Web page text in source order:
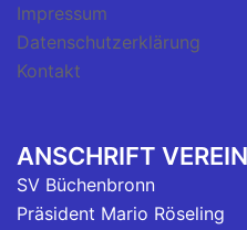
Impressum
Datenschutzerklärung
Kontakt
ANSCHRIFT VEREIN
SV Büchenbronn
Präsident Mario Röseling